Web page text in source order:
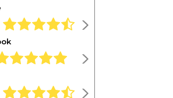
4.9 rating based on 1,234 ratings
rating based on 1,234 ratings
4.9 rating based on 1,234 ratings